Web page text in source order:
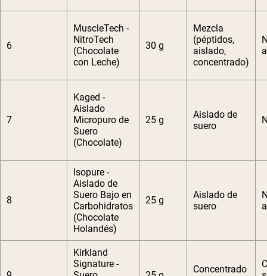
6
MuscleTech -
NitroTech
(Chocolate
con Leche)
30 g
Mezcla
(péptidos,
aislado,
concentrado)
7
Kaged -
Aislado
Micropuro de
Suero
(Chocolate)
25 g
Aislado de
suero
8
Isopure -
Aislado de
Suero Bajo en
Carbohidratos
(Chocolate
Holandés)
25 g
Aislado de
suero
Kirkland
Signature -
Concentrado